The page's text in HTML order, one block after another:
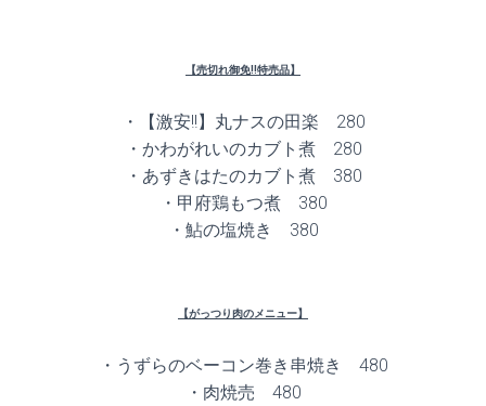
【売切れ御免!!特売品】
・【激安!!】丸ナスの田楽 280
・かわがれいのカブト煮 280
・あずきはたのカブト煮 380
・甲府鶏もつ煮 380
・鮎の塩焼き 380
【がっつり肉のメニュー】
・うずらのベーコン巻き串焼き 480
・肉焼売 480